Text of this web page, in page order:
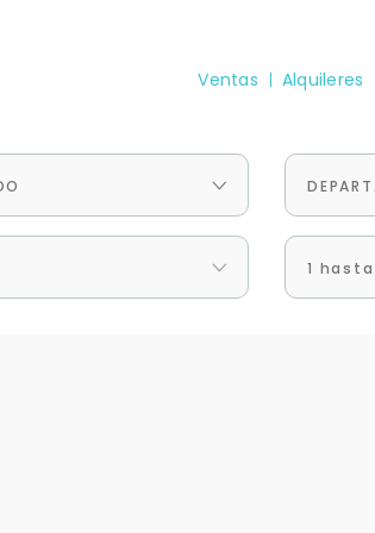
Ventas Alquileres
1 hasta